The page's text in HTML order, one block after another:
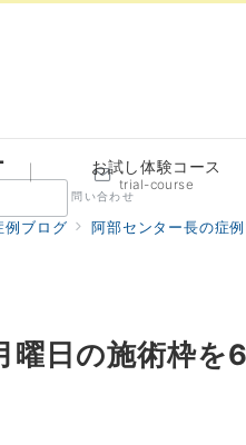
問い合わせ
お試し体験コース
trial-course
例ブログ 阿部センター長の症
日の施術枠を